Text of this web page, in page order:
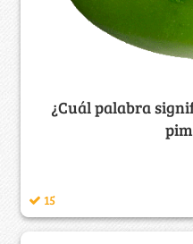
¿Cuál palabra
15